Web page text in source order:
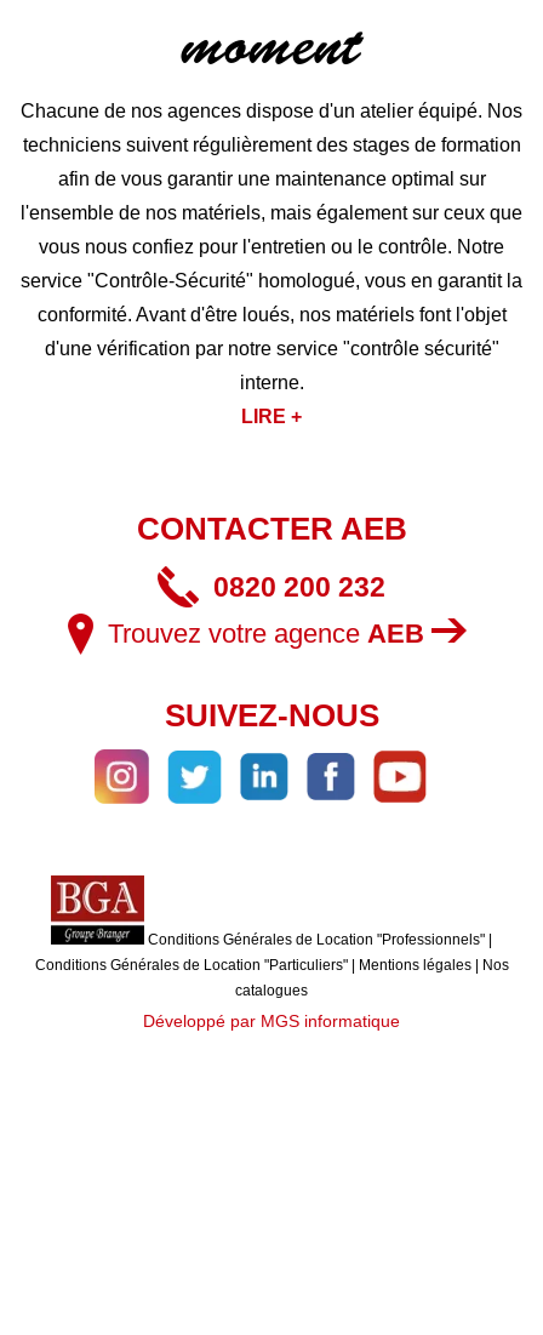
moment
Chacune de nos agences dispose d'un atelier équipé. Nos
techniciens suivent régulièrement des stages de formation
afin de vous garantir une maintenance optimal sur
l'ensemble de nos matériels, mais également sur ceux que
vous nous confiez pour l'entretien ou le contrôle. Notre
service "Contrôle-Sécurité" homologué, vous en garantit la
conformité. Avant d'être loués, nos matériels font l'objet
d'une vérification par notre service "contrôle sécurité"
interne.
LIRE +
CONTACTER AEB
0820 200 232
Trouvez votre agence AEB
SUIVEZ-NOUS
Conditions Générales de Location "Professionnels"
Conditions Générales de Location "Particuliers"| Mentions légales|
Nos
catalogues
Développé par MGS informatique